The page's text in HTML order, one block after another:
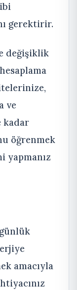
gerektirir.
değişiklik
ve
kadar
öğrenmek
yapmanız
amacıyla